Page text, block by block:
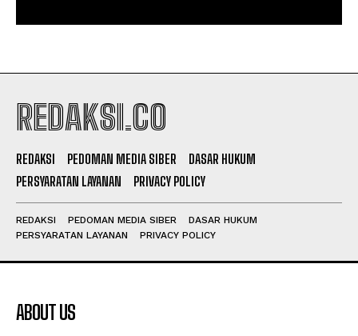
REDAKSI.CO
REDAKSI PEDOMAN MEDIA SIBER
DASAR HUKUM
PERSYARATAN LAYANAN
PRIVACY POLICY
REDAKSI PEDOMAN MEDIA SIBER
DASAR HUKUM
PERSYARATAN LAYANAN
PRIVACY POLICY
ABOUT US